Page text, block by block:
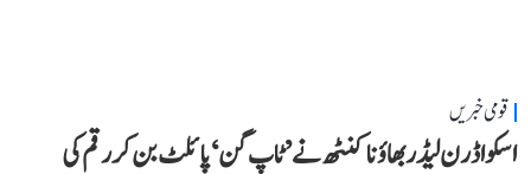
قومی خبریں
اسکواڈرن لیڈر بھاؤنا کنٹھ نے ’ٹاپ گن‘ پائلٹ بن کر رقم کی